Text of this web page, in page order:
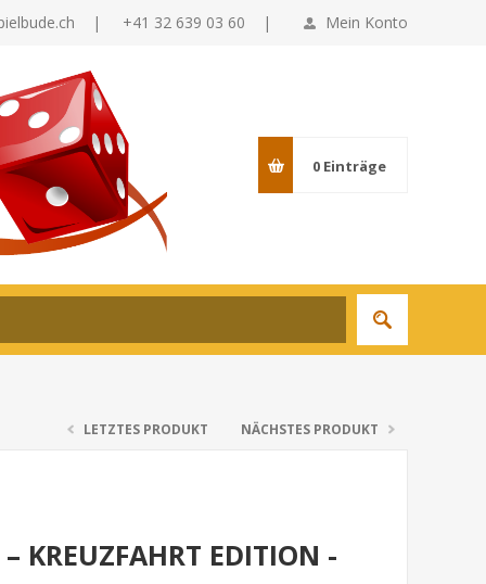
Mein Konto
| +41 32 639 03 60 |
0 Einträge
LETZTES PRODUKT NÄCHSTES PRODUKT
KREUZFAHRT EDITION -